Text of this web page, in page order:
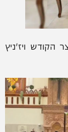
ויז'ניץ